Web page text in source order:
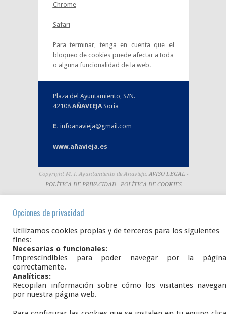
Chrome
Safari
Para terminar, tenga en cuenta que el
bloqueo de cookies puede afectar a toda
o alguna funcionalidad de la web.
Plaza del Ayuntamiento, S/N.
42108 AÑAVIEJASoria
E. infoanavieja@gmail.com
www.añavieja.es
Copyright M. I. Ayuntamiento de Añavieja.AVISO LEGAL -
POLÍTICA DE PRIVACIDAD- POLÍTICA DE COOKIES
Opciones de privacidad
Utilizamos cookies propias y de terceros para los siguientes
fines:
Necesarias o funcionales:
Imprescindibles para poder navegar por la página
correctamente.
Analíticas:
Recopilan información sobre cómo los visitantes navegan
por nuestra página web.